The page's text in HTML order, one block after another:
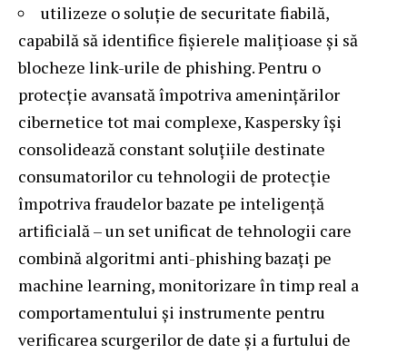
utilizeze o soluție de securitate fiabilă,
capabilă să identifice fișierele malițioase și să
blocheze link-urile de phishing. Pentru o
protecție avansată împotriva amenințărilor
cibernetice tot mai complexe, Kaspersky își
consolidează constant soluțiile destinate
consumatorilor cu tehnologii de protecție
împotriva fraudelor bazate pe inteligență
artificială – un set unificat de tehnologii care
combină algoritmi anti-phishing bazați pe
machine learning, monitorizare în timp real a
comportamentului și instrumente pentru
verificarea scurgerilor de date și a furtului de